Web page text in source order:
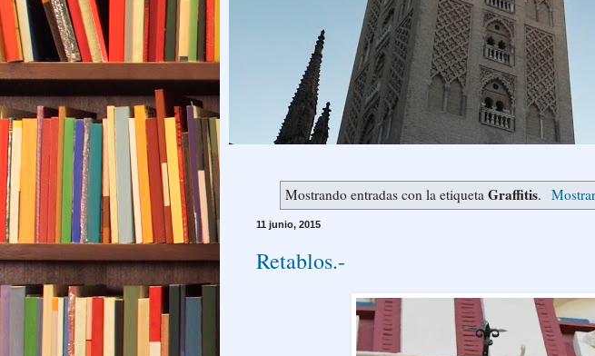
Mostrando entradas con la etiquetaGraffitis.
11 junio, 2015
Retablos.-